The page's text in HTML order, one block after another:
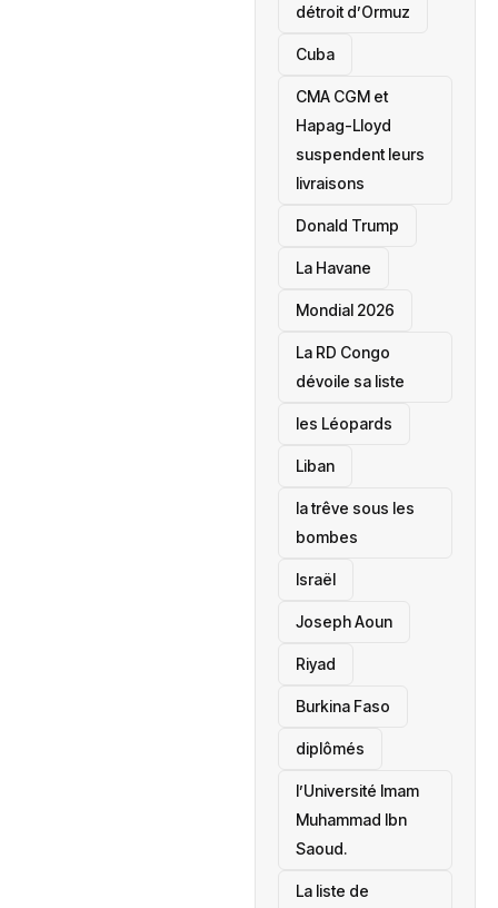
détroit d’Ormuz
‎Cuba
CMA CGM et
Hapag-Lloyd
suspendent leurs
livraisons
Donald Trump
La Havane
Mondial 2026
La RD Congo
dévoile sa liste
les Léopards
‎Liban
la trêve sous les
bombes
Israël
Joseph Aoun
Riyad
Burkina Faso
diplômés
l’Université Imam
Muhammad Ibn
Saoud.
‎La liste de